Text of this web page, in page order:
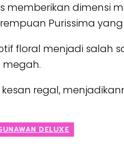
memberikan dimensi
Purissima
floral menjadi salah
regal,
DELUXE